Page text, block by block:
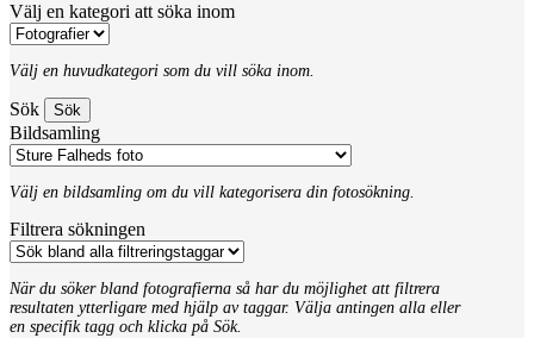
Välj en kategori att söka inom
Välj en huvudkategori som du vill söka inom.
Sök
Bildsamling
Välj en bildsamling om du vill kategorisera din fotosökning.
Filtrera sökningen
När du söker bland fotografierna så har du möjlighet att filtrera
resultaten ytterligare med hjälp av taggar. Välja antingen alla eller
en specifik tagg och klicka på Sök.